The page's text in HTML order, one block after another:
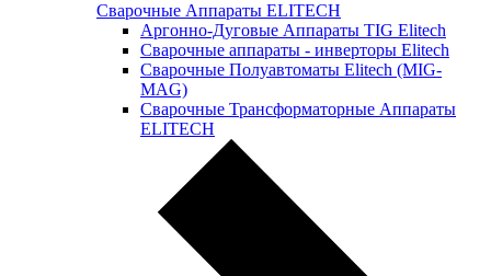
Сварочные Аппараты ELITECH
Аргонно-Дуговые Аппараты TIG Elitech
Сварочные аппараты - инверторы Elitech
Сварочные Полуавтоматы Elitech (MIG-
MAG)
Сварочные Трансформаторные Аппараты
ELITECH